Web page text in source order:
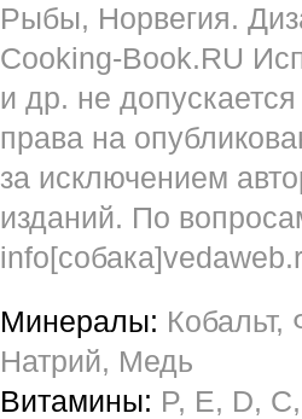
Рыбы, Норвегия.
Сooking-Book.RU
и др. не
права на
за исключением
изданий. По
Минералы:
Натрий, Медь
Витамины: P, E, D,